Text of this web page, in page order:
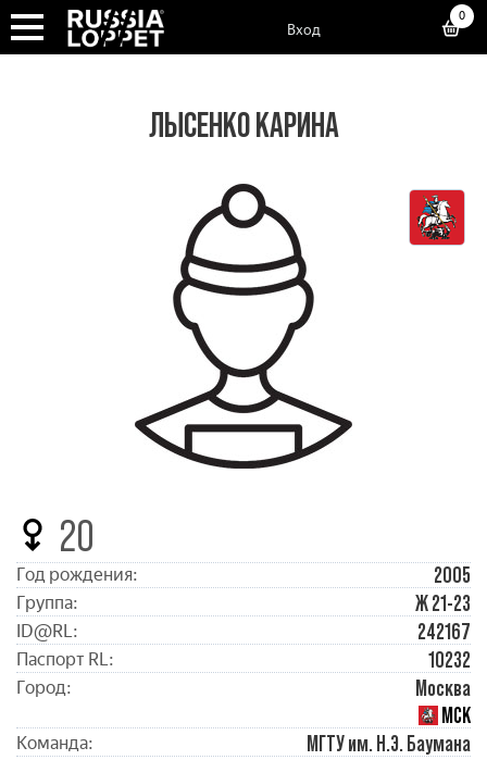
Вход
0
ЛЫСЕНКО КАРИНА
20
Год рождения: 2005
Группа: Ж 21-23
ID@RL: 242167
Паспорт RL: 10232
Город:
Москва
МСК
Команда: МГТУ им. Н.Э. Баумана